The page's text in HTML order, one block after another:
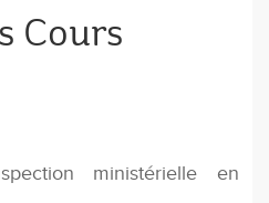
Cours
ministérielle en